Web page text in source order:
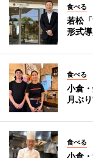
食べる
若松
形式
食べる
小倉
月ぶ
食べる
小倉